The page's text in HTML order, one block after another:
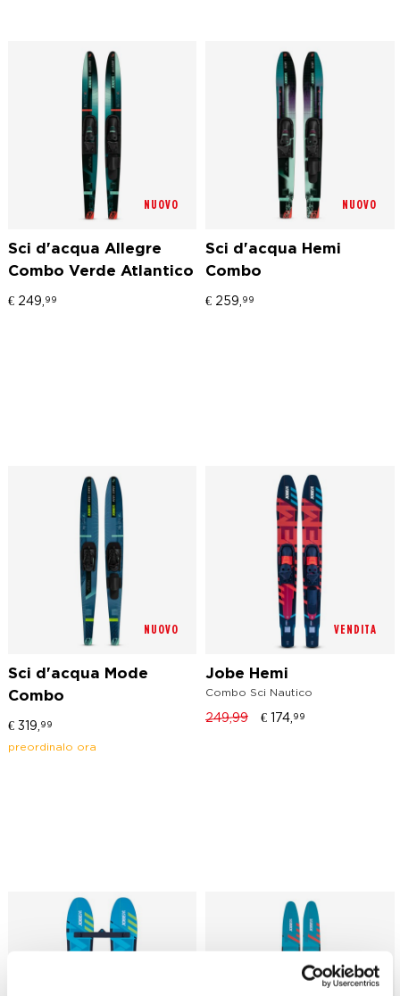
NUOVO
Sci d'acqua Allegre
Combo Verde Atlantico
€ 249, 99
NUOVO
Sci d'acqua Hemi
Combo
€ 259, 99
NUOVO
Sci d'acqua Mode
Combo
€ 319, 99
preordinalo ora
VENDITA
Jobe Hemi
Combo Sci Nautico
249,99 € 174, 99